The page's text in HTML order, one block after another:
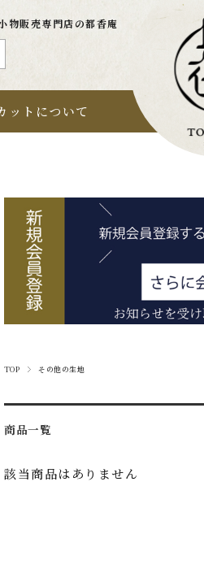
物販売専門店の都香庵
ットについて
TOP その他の生地
商品一覧
該当商品はありません